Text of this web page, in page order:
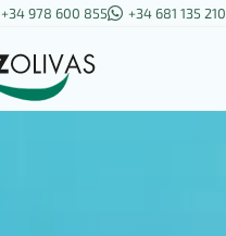
+34 978 600 855 +34 681 135 210